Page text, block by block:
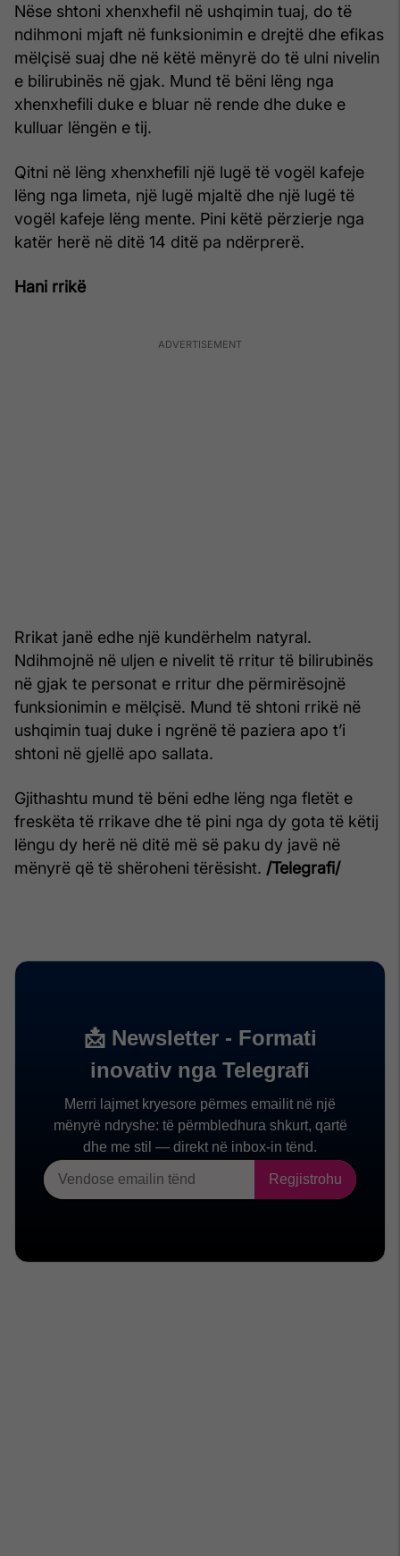
Nëse shtoni xhenxhefil në ushqimin tuaj, do të
ndihmoni mjaft në funksionimin e drejtë dhe efikas
mëlçisë suaj dhe në këtë mënyrë do të ulni nivelin
e bilirubinës në gjak. Mund të bëni lëng nga
xhenxhefili duke e bluar në rende dhe duke e
kulluar lëngën e tij.
Qitni në lëng xhenxhefili një lugë të vogël kafeje
lëng nga limeta, një lugë mjaltë dhe një lugë të
vogël kafeje lëng mente. Pini këtë përzierje nga
katër herë në ditë 14 ditë pa ndërprerë.
Hani rrikë
Rrikat janë edhe një kundërhelm natyral.
Ndihmojnë në uljen e nivelit të rritur të bilirubinës
në gjak te personat e rritur dhe përmirësojnë
funksionimin e mëlçisë. Mund të shtoni rrikë në
ushqimin tuaj duke i ngrënë të paziera apo t’i
shtoni në gjellë apo sallata.
Gjithashtu mund të bëni edhe lëng nga fletët e
freskëta të rrikave dhe të pini nga dy gota të këtij
lëngu dy herë në ditë më së paku dy javë në
mënyrë që të shëroheni tërësisht. /Telegrafi/